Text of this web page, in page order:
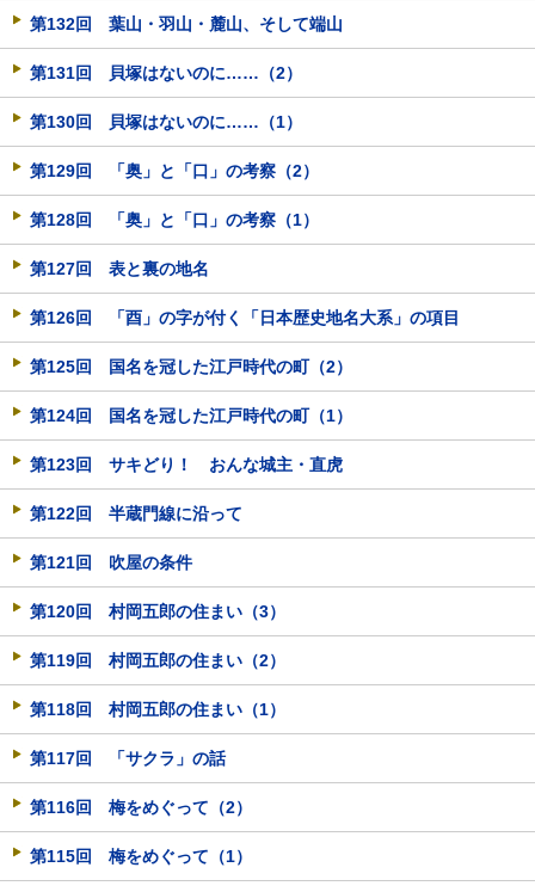
第132回 葉山・羽山・麓山、そして端山
第131回 貝塚はないのに……（2）
第130回 貝塚はないのに……（1）
第129回 「奥」と「口」の考察（2）
第128回 「奥」と「口」の考察（1）
第127回 表と裏の地名
第126回 「酉」の字が付く「日本歴史地名大系」の項目
第125回 国名を冠した江戸時代の町（2）
第124回 国名を冠した江戸時代の町（1）
第123回 サキどり！ おんな城主・直虎
第122回 半蔵門線に沿って
第121回 吹屋の条件
第120回 村岡五郎の住まい（3）
第119回 村岡五郎の住まい（2）
第118回 村岡五郎の住まい（1）
第117回 「サクラ」の話
第116回 梅をめぐって（2）
第115回 梅をめぐって（1）